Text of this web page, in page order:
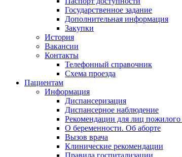
Государственное задание
Дополнительная информация
Закупки
История
Вакансии
Контакты
Телефонный справочник
Схема проезда
Пациентам
Информация
Диспансеризация
Диспансерное наблюдение
Рекомендации для лиц пожилого
О беременности. Об аборте
Вызов врача
Клинические рекомендации
Правила госпитализации